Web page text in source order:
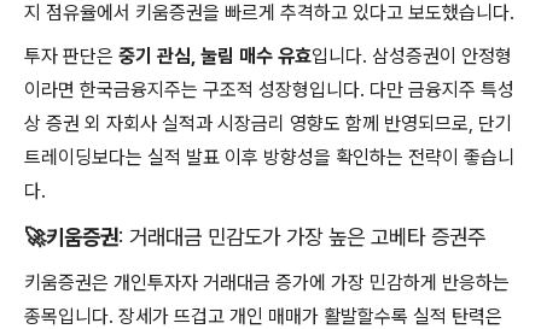
지 점유율에서 키움증권을 빠르게 추격하고 있다고 보도했습니다.
투자 판단은 중기 관심, 눌림 매수 유효입니다. 삼성증권이 안정형
이라면 한국금융지주는 구조적 성장형입니다. 다만 금융지주 특성
상 증권 외 자회사 실적과 시장금리 영향도 함께 반영되므로, 단기
트레이딩보다는 실적 발표 이후 방향성을 확인하는 전략이 좋습니
다.
🚀키움증권: 거래대금 민감도가 가장 높은 고베타 증권주
키움증권은 개인투자자 거래대금 증가에 가장 민감하게 반응하는
종목입니다. 장세가 뜨겁고 개인 매매가 활발할수록 실적 탄력은